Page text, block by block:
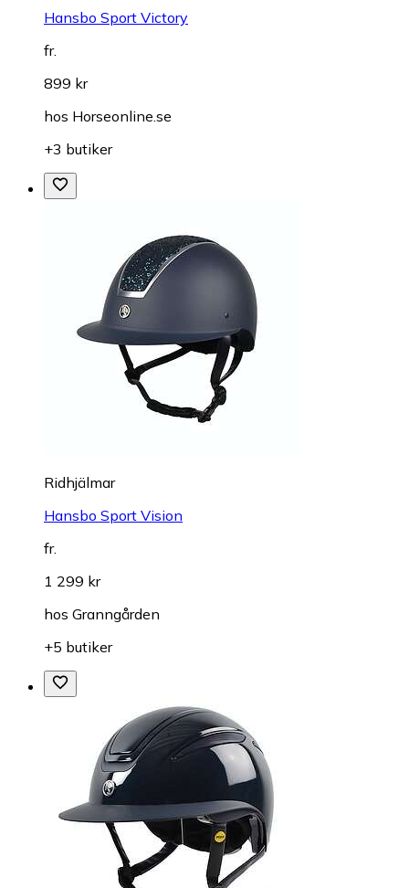
Hansbo Sport Victory
fr.
899 kr
hos Horseonline.se
+3 butiker
Ridhjälmar
Hansbo Sport Vision
fr.
1 299 kr
hos Granngården
+5 butiker